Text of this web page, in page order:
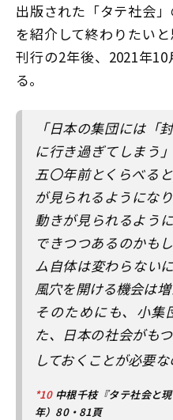
出版された「タテ社会
を紹介して終わりたい
刊行の2年後、2021年
る。
「日本の集団には「
に行き過ぎてしまう
五〇年前とくらべる
が見られるようにな
動きが見られるよう
できつつあるのかも
ム自体は変わらない
風穴を開ける機会は増
そのためにも、小集
た、日本の社会がも
しておくことが必要な
*10中根千枝『タテ社会と
年）80・81頁